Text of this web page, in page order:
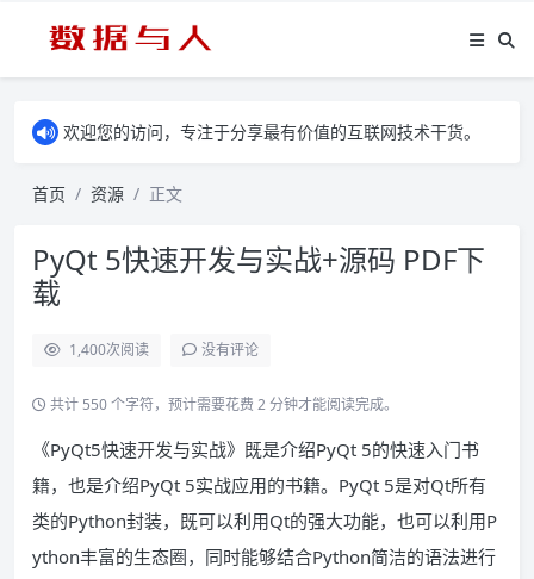
欢迎您的访问，专注于分享最有价值的互联网技术干货。
首页 资源 正文
PyQt 5快速开发与实战+源码 PDF下
载
1,400次阅读 没有评论
共计 550 个字符，预计需要花费 2 分钟才能阅读完成。
《PyQt5快速开发与实战》既是介绍PyQt 5的快速入门书
籍，也是介绍PyQt 5实战应用的书籍。PyQt 5是对Qt所有
类的Python封装，既可以利用Qt的强大功能，也可以利用P
ython丰富的生态圈，同时能够结合Python简洁的语法进行